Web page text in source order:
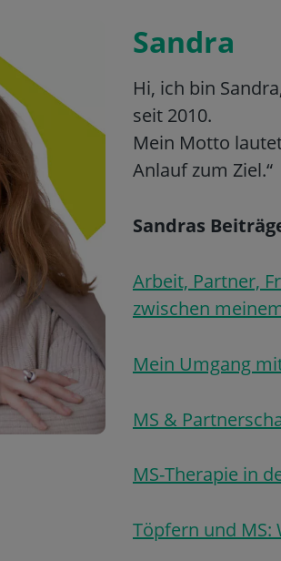
Sandra
Hi, ich bin
seit 2010.
Mein Motto
Anlauf zum Ziel.“
Sandras
Arbeit, Partner,
zwischen
Mein Umgang
MS &
MS-Therapie in
Töpfern und MS: